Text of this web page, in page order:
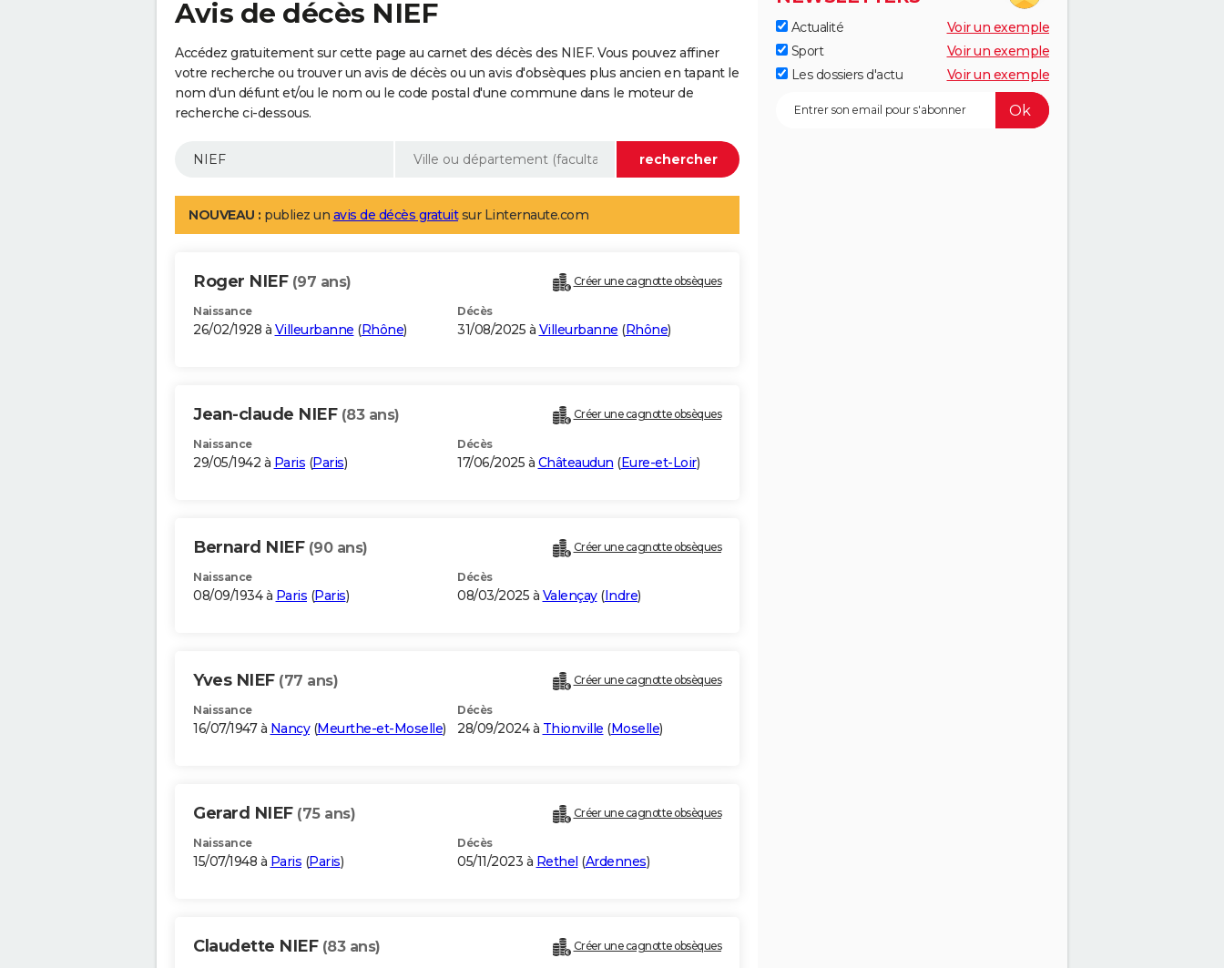
Avis de décès NIEF
Accédez gratuitement sur cette page au carnet des décès des NIEF. Vous pouvez affiner
votre recherche ou trouver un avis de décès ou un avis d'obsèques plus ancien en tapant le
nom d'un défunt et/ou le nom ou le code postal d'une commune dans le moteur de
recherche ci-dessous.
NOUVEAU : publiez un avis de décès gratuitsur Linternaute.com
Roger NIEF (97 ans) Créer une cagnotte obsèques
Naissance
26/02/1928 à Villeurbanne (Rhône)
Décès
31/08/2025 à Villeurbanne (Rhône)
Jean-claude NIEF (83 ans) Créer une cagnotte obsèques
Naissance
29/05/1942 à Paris (Paris)
Décès
17/06/2025 à Châteaudun (Eure-et-Loir)
Bernard NIEF (90 ans) Créer une cagnotte obsèques
Naissance
08/09/1934 à Paris (Paris)
Décès
08/03/2025 à Valençay(Indre)
Yves NIEF (77 ans) Créer une cagnotte obsèques
Naissance
16/07/1947 à Nancy(Meurthe-et-Moselle)
Décès
28/09/2024 à Thionville (Moselle)
Gerard NIEF (75 ans) Créer une cagnotte obsèques
Naissance
15/07/1948 à Paris (Paris)
Décès
05/11/2023 à Rethel (Ardennes)
Claudette NIEF (83 ans) Créer une cagnotte obsèques
Actualité
Voir un exemple
Sport
Voir un exemple
Les dossiers d'actu
Voir un exemple